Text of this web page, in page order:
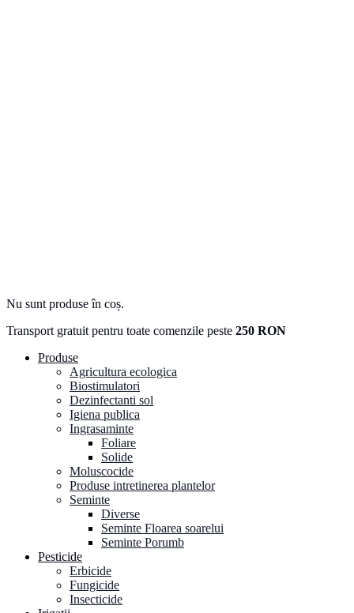
Nu sunt produse în coș.
Transport gratuit pentru toate comenzile peste 250 RON
Produse
Agricultura ecologica
Biostimulatori
Dezinfectanti sol
Igiena publica
Ingrasaminte
Foliare
Solide
Moluscocide
Produse intretinerea plantelor
Seminte
Diverse
Seminte Floarea soarelui
Seminte Porumb
Pesticide
Erbicide
Fungicide
Insecticide